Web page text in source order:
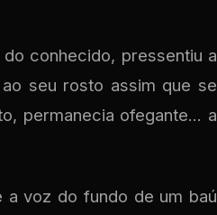
conhecido, pressentiu a
seu rosto assim que se
permanecia ofegante... a
voz do fundo de um baú